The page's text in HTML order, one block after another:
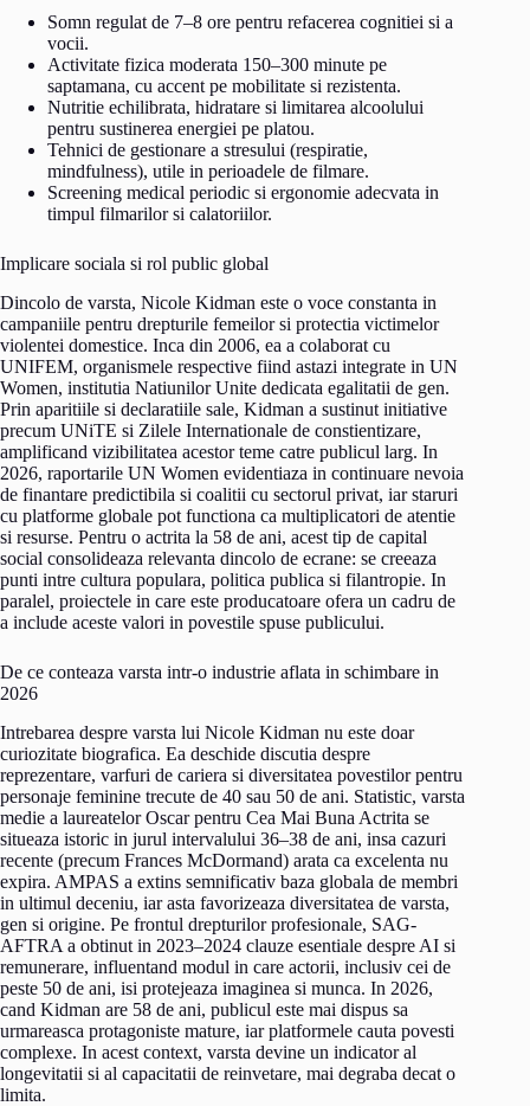
Somn regulat de 7–8 ore pentru refacerea cognitiei si a
vocii.
Activitate fizica moderata 150–300 minute pe
saptamana, cu accent pe mobilitate si rezistenta.
Nutritie echilibrata, hidratare si limitarea alcoolului
pentru sustinerea energiei pe platou.
Tehnici de gestionare a stresului (respiratie,
mindfulness), utile in perioadele de filmare.
Screening medical periodic si ergonomie adecvata in
timpul filmarilor si calatoriilor.
Implicare sociala si rol public global
Dincolo de varsta, Nicole Kidman este o voce constanta in
campaniile pentru drepturile femeilor si protectia victimelor
violentei domestice. Inca din 2006, ea a colaborat cu
UNIFEM, organismele respective fiind astazi integrate in UN
Women, institutia Natiunilor Unite dedicata egalitatii de gen.
Prin aparitiile si declaratiile sale, Kidman a sustinut initiative
precum UNiTE si Zilele Internationale de constientizare,
amplificand vizibilitatea acestor teme catre publicul larg. In
2026, raportarile UN Women evidentiaza in continuare nevoia
de finantare predictibila si coalitii cu sectorul privat, iar staruri
cu platforme globale pot functiona ca multiplicatori de atentie
si resurse. Pentru o actrita la 58 de ani, acest tip de capital
social consolideaza relevanta dincolo de ecrane: se creeaza
punti intre cultura populara, politica publica si filantropie. In
paralel, proiectele in care este producatoare ofera un cadru de
a include aceste valori in povestile spuse publicului.
De ce conteaza varsta intr-o industrie aflata in schimbare in
2026
Intrebarea despre varsta lui Nicole Kidman nu este doar
curiozitate biografica. Ea deschide discutia despre
reprezentare, varfuri de cariera si diversitatea povestilor pentru
personaje feminine trecute de 40 sau 50 de ani. Statistic, varsta
medie a laureatelor Oscar pentru Cea Mai Buna Actrita se
situeaza istoric in jurul intervalului 36–38 de ani, insa cazuri
recente (precum Frances McDormand) arata ca excelenta nu
expira. AMPAS a extins semnificativ baza globala de membri
in ultimul deceniu, iar asta favorizeaza diversitatea de varsta,
gen si origine. Pe frontul drepturilor profesionale, SAG-
AFTRA a obtinut in 2023–2024 clauze esentiale despre AI si
remunerare, influentand modul in care actorii, inclusiv cei de
peste 50 de ani, isi protejeaza imaginea si munca. In 2026,
cand Kidman are 58 de ani, publicul este mai dispus sa
urmareasca protagoniste mature, iar platformele cauta povesti
complexe. In acest context, varsta devine un indicator al
longevitatii si al capacitatii de reinvetare, mai degraba decat o
limita.